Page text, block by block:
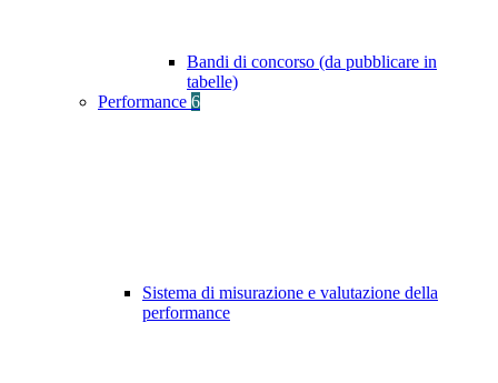
Bandi di concorso (da pubblicare in
tabelle)
Performance 6
Sistema di misurazione e valutazione della
performance